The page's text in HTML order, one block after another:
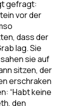
gefragt:
vor der
dass der
lag. Sie
sie auf
sitzen, der
erschraken
“Habt keine
den